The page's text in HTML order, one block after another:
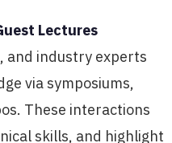
Lectures
and industry experts
via symposiums,
These interactions
skills, and highlight